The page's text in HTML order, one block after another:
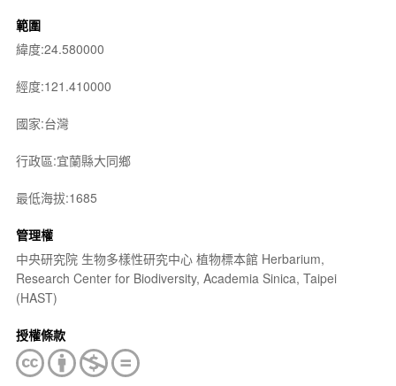
範圍
緯度:24.580000
經度:121.410000
國家:台灣
行政區:宜蘭縣大同鄉
最低海拔:1685
管理權
中央研究院 生物多樣性研究中心 植物標本館 Herbarium,
Research Center for Biodiversity, Academia Sinica, Taipei
(HAST)
授權條款